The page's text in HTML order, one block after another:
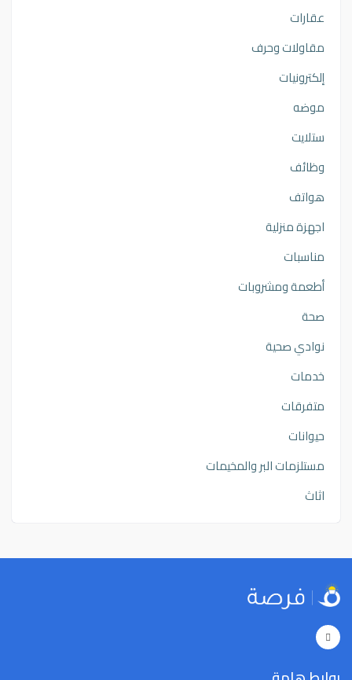
عقارات
مقاولات وحرف
إلكترونيات
موضه
ستلايت
وظائف
هواتف
اجهزة منزلية
مناسبات
أطعمة ومشروبات
صحة
نوادي صحية
خدمات
متفرقات
حيوانات
مستلزمات البر والمخيمات
اثاث